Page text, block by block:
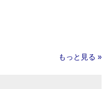
もっと見る »